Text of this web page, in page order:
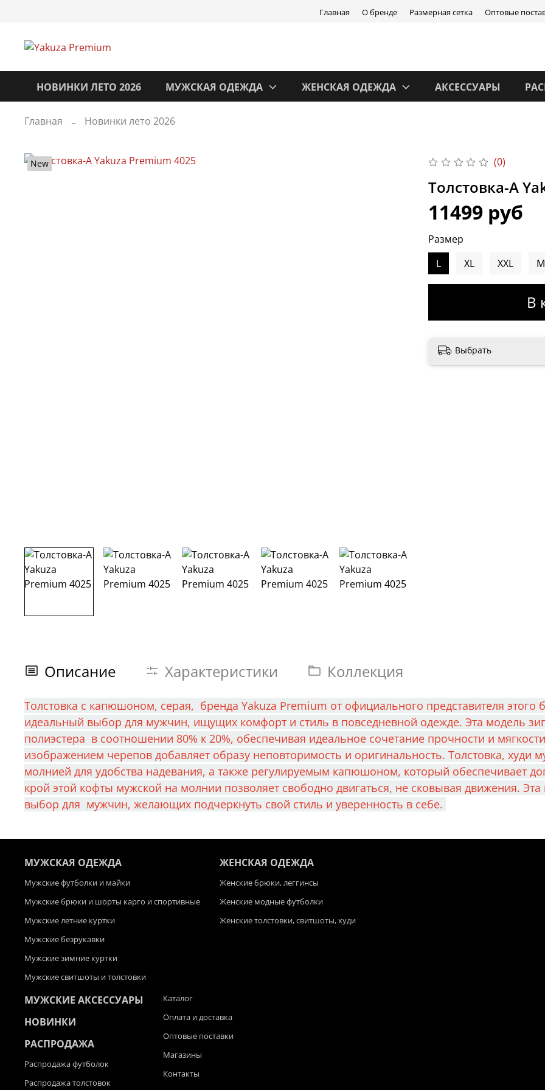
Главная О бренде Размерная сетка Оптовые
НОВИНКИ ЛЕТО 2026 МУЖСКАЯ ОДЕЖДА ЖЕНСКАЯ ОДЕЖДА АКСЕССУАРЫ
Главная Новинки лето 2026
New (0)
Толстовка-А
11499 руб
В
Размер
L
XL XXL M
Выбрать
Описание Характеристики Коллекция
Толстовка с капюшоном, серая, бренда Yakuza Premium от официального представителя этого
идеальный выбор для мужчин, ищущих комфорт и стиль в повседневной одежде. Эта модель
полиэстера в соотношении 80% к 20%, обеспечивая идеальное сочетание прочности и
изображением черепов добавляет образу неповторимость и оригинальность. Толстовка,
молнией для удобства надевания, а также регулируемым капюшоном, который обеспечивает
крой этой кофты мужской на молнии позволяет свободно двигаться, не сковывая движения.
выбор для мужчин, желающих подчеркнуть свой стиль и уверенность в себе.
МУЖСКАЯ ОДЕЖДА
Мужские футболки и майки
Мужские брюки и шорты карго и спортивные
Мужские летние куртки
Мужские безрукавки
Мужские зимние куртки
Мужские свитшоты и толстовки
ЖЕНСКАЯ ОДЕЖДА
Женские брюки, леггинсы
Женские модные футболки
Женские толстовки, свитшоты, худи
МУЖСКИЕ АКСЕССУАРЫ
НОВИНКИ
РАСПРОДАЖА
Распродажа футболок
Распродажа толстовок
Каталог
Оплата и доставка
Оптовые поставки
Магазины
Контакты